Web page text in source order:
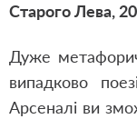
Старого Лева,
Дуже
випадково
Арсеналі ви